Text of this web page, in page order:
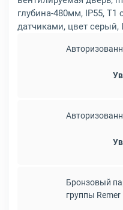
глубина-480мм, IP55, Т1
датчиками, цвет
Бронзовый
группы Remer